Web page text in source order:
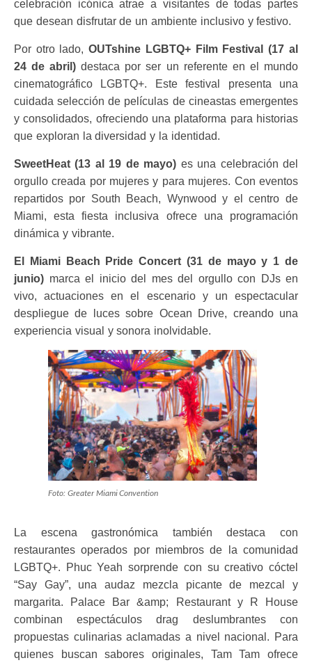
celebración icónica atrae a visitantes de todas partes
que desean disfrutar de un ambiente inclusivo y festivo.
Por otro lado,OUTshine LGBTQ+ Film Festival (17 al
24 de abril) destaca por ser un referente en el mundo
cinematográfico LGBTQ+. Este festival presenta una
cuidada selección de películas de cineastas emergentes
y consolidados, ofreciendo una plataforma para historias
que exploran la diversidad y la identidad.
SweetHeat (13 al 19 de mayo) es una celebración del
orgullo creada por mujeres y para mujeres. Con eventos
repartidos por South Beach, Wynwood y el centro de
Miami, esta fiesta inclusiva ofrece una programación
dinámica y vibrante.
El Miami Beach Pride Concert (31 de mayo y 1 de
junio) marca el inicio del mes del orgullo con DJs en
vivo, actuaciones en el escenario y un espectacular
despliegue de luces sobre Ocean Drive, creando una
experiencia visual y sonora inolvidable.
Foto: Greater Miami Convention
La escena gastronómica también destaca con
restaurantes operados por miembros de la comunidad
LGBTQ+. Phuc Yeah sorprende con su creativo cóctel
“Say Gay”, una audaz mezcla picante de mezcal y
margarita. Palace Bar &amp; Restaurant y R House
combinan espectáculos drag deslumbrantes con
propuestas culinarias aclamadas a nivel nacional. Para
quienes buscan sabores originales, Tam Tam ofrece